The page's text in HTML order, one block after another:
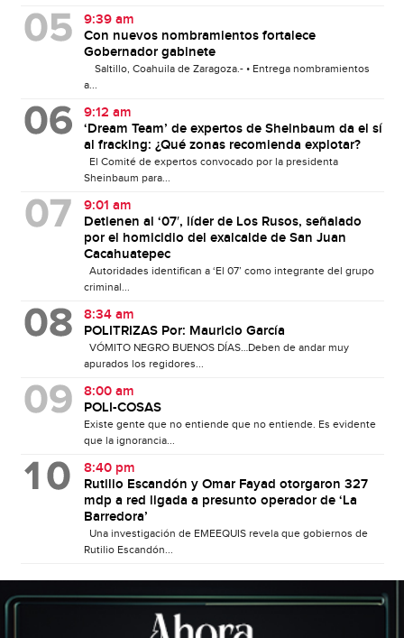
9:39 am
Con nuevos nombramientos fortalece
Gobernador gabinete
Saltillo, Coahuila de Zaragoza.- • Entrega nombramientos
a...
9:12 am
‘Dream Team’ de expertos de Sheinbaum da el sí
al fracking: ¿Qué zonas recomienda explotar?
El Comité de expertos convocado por la presidenta
Sheinbaum para...
9:01 am
Detienen al ‘07′, líder de Los Rusos, señalado
por el homicidio del exalcalde de San Juan
Cacahuatepec
Autoridades identifican a ‘El 07’ como integrante del grupo
criminal...
8:34 am
POLITRIZAS Por: Mauricio García
VÓMITO NEGRO BUENOS DÍAS…Deben de andar muy
apurados los regidores...
8:00 am
POLI-COSAS
Existe gente que no entiende que no entiende. Es evidente
que la ignorancia...
8:40 pm
Rutilio Escandón y Omar Fayad otorgaron 327
mdp a red ligada a presunto operador de ‘La
Barredora’
Una investigación de EMEEQUIS revela que gobiernos de
Rutilio Escandón...